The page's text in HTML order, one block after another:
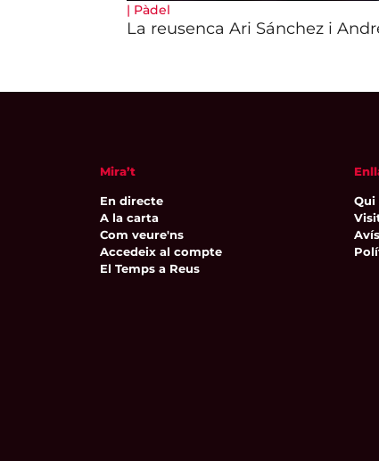
| Pàdel
La reusenca Ari Sánchez i
Mira’t
En directe
A la carta
Com veure'ns
Accedeix al compte
El Temps a Reus
Qui